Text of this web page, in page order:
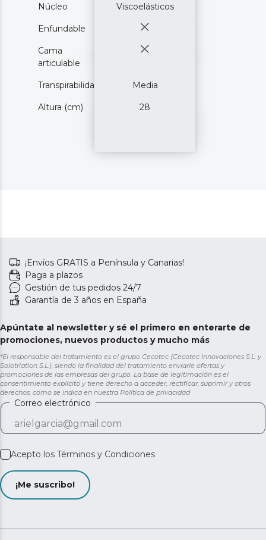
Núcleo Viscoelásticos
Enfundable
Cama
articulable
Transpirabilidad Media
Altura (cm) 28
¡Envíos GRATIS a Península y Canarias!
Paga a plazos
Gestión de tus pedidos 24/7
Garantía de 3 años en España
Apúntate al newsletter y sé el primero en enterarte de
promociones, nuevos productos y mucho más
*El responsable del tratamiento es el grupo Cecotec (Cecotec Innovaciones S.L. y
Solotriatlon S.L.), siendo la finalidad del tratamiento enviarle ofertas y
promociones de las empresas del grupo. La base de legitimación es el
consentimiento explícito y tiene derecho a acceder, rectificar, suprimir y otros
derechos, como se indica en nuestra Política de privacidad
Correo electrónico
Acepto los Términos y Condiciones
¡Me suscribo!